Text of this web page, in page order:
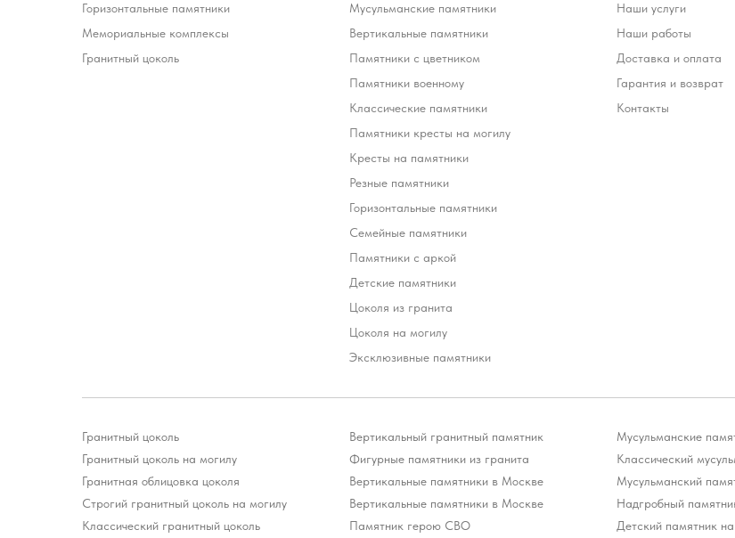
Горизонтальные памятники
Мемориальные комплексы
Гранитный цоколь
Мусульманские памятники
Вертикальные памятники
Памятники с цветником
Памятники военному
Классические памятники
Памятники кресты на могилу
Кресты на памятники
Резные памятники
Горизонтальные памятники
Семейные памятники
Памятники с аркой
Детские памятники
Цоколя из гранита
Цоколя на могилу
Эксклюзивные памятники
Наши услуги
Наши работы
Доставка и оплата
Гарантия и возврат
Контакты
Гранитный цоколь
Гранитный цоколь на могилу
Гранитная облицовка цоколя
Строгий гранитный цоколь на могилу
Классический гранитный цоколь
Вертикальный гранитный памятник
Фигурные памятники из гранита
Вертикальные памятники в Москве
Вертикальные памятники в Москве
Памятник герою СВО
Мусульманские
Классический
Мусульманский
Надгробный
Детский памятник